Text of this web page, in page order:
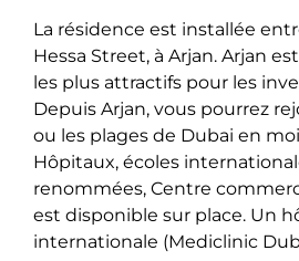
La résidence est installée
Hessa Street, à Arjan. Arjan
les plus attractifs pour les
Depuis Arjan, vous pourrez
ou les plages de Dubai en
Hôpitaux, écoles
renommées, Centre
est disponible sur place. Un
internationale (Mediclinic